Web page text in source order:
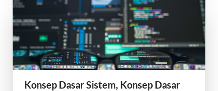
Konsep Dasar Sistem, Konsep Dasar